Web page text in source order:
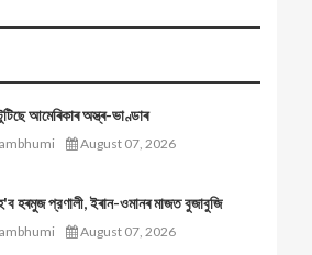
আমেৰিকাৰ অস্ত্ৰ-ভাণ্ডাৰ
August 07, 2026
হৰমুজ প্রণালী, ইৰান-ওমানৰ মাজত বুজাবুজি
August 07, 2026